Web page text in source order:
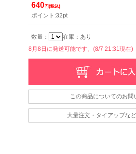
640 円(税込)
ポイント:32pt
数量：
在庫：あり
8月8日に発送可能です。(8/7 21:31現在)
この商品についてのお問
大量注文・タイアップな